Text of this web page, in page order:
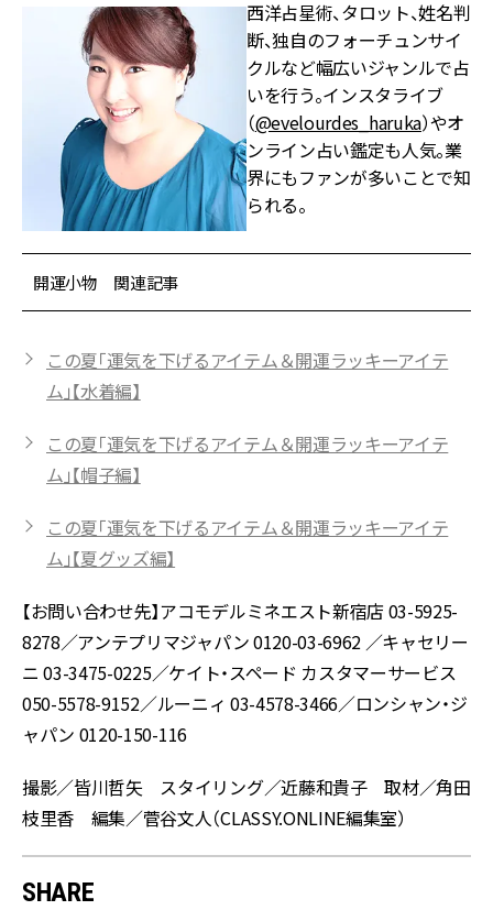
西洋占星術、タロット、姓名判
断、独自のフォーチュンサイ
クルなど幅広いジャンルで占
いを行う。インスタライブ
（@evelourdes_haruka）やオ
ンライン占い鑑定も人気。業
界にもファンが多いことで知
られる。
開運小物 関連記事
この夏「運気を下げるアイテム＆開運ラッキーアイテ
ム」【水着編】
この夏「運気を下げるアイテム＆開運ラッキーアイテ
ム」【帽子編】
この夏「運気を下げるアイテム＆開運ラッキーアイテ
ム」【夏グッズ編】
【お問い合わせ先】アコモデルミネエスト新宿店 03-5925-
8278／アンテプリマジャパン 0120-03-6962 ／キャセリー
ニ 03-3475-0225／ケイト・スペード カスタマーサービス
050-5578-9152／ルーニィ 03-4578-3466／ロンシャン・ジ
ャパン 0120-150-116
撮影／皆川哲矢 スタイリング／近藤和貴子 取材／角田
枝里香 編集／菅谷文人（CLASSY.ONLINE編集室）
SHARE